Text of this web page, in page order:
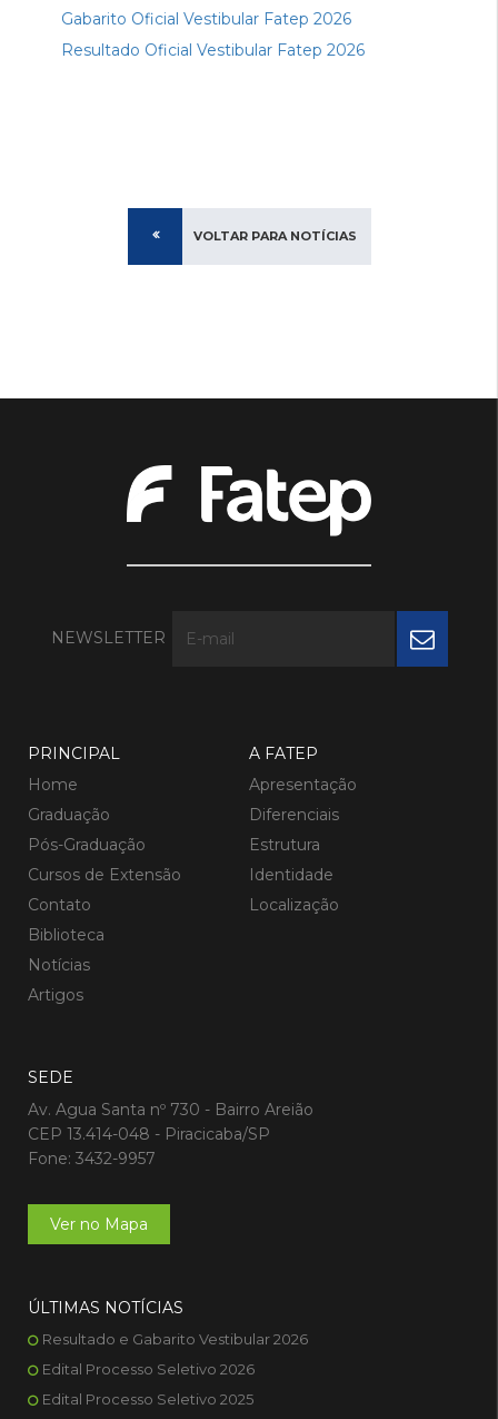
Gabarito Oficial Vestibular Fatep 2026
Resultado Oficial Vestibular Fatep 2026
VOLTAR PARA NOTÍCIAS
NEWSLETTER
PRINCIPAL
Home
Graduação
Pós-Graduação
Cursos de Extensão
Contato
Biblioteca
Notícias
Artigos
A FATEP
Apresentação
Diferenciais
Estrutura
Identidade
Localização
SEDE
Av. Agua Santa nº 730 - Bairro Areião
CEP 13.414-048 - Piracicaba/SP
Fone: 3432-9957
Ver no Mapa
ÚLTIMAS NOTÍCIAS
Resultado e Gabarito Vestibular 2026
Edital Processo Seletivo 2026
Edital Processo Seletivo 2025